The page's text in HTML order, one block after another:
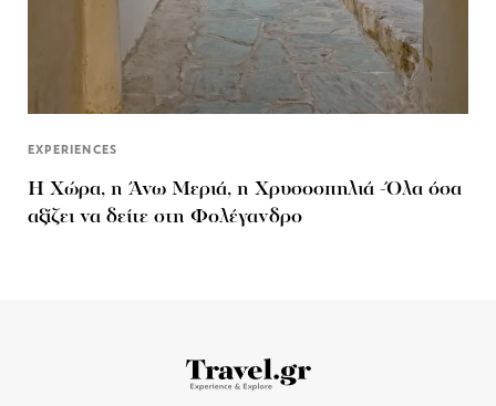
EXPERIENCES
Η Χώρα, η Άνω Μεριά, η Χρυσοσπηλιά -Όλα όσα
αξίζει να δείτε στη Φολέγανδρο